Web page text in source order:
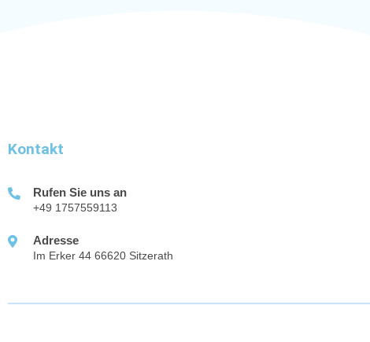
Kontakt
Rufen Sie uns an
+49 1757559113
Adresse
Im Erker 44 66620 Sitzerath